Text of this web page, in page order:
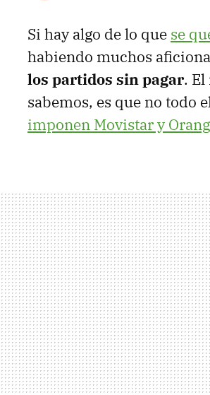
Si hay algo de lo que se
habiendo muchos
los partidos sin pagar.
sabemos, es que no todo
imponen Movistar y